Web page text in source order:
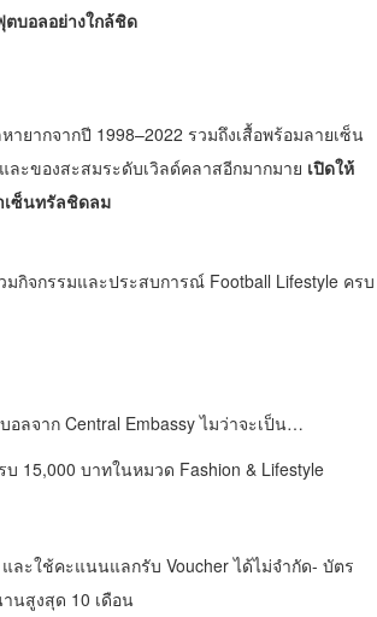
บอลอย่างใกล้ชิด
ายากจากปี 1998–2022 รวมถึงเสื้อพร้อมลายเซ็น
ะของสะสมระดับเวิลด์คลาสอีกมากมาย เปิดให้
เซ็นทรัลชิดลม
มกิจกรรมและประสบการณ์ Football Lifestyle ครบ
จาก Central Embassy ไมว่าจะเป็น…
15,000 บาทในหมวด Fashion & Lifestyle
ะใช้คะแนนแลกรับ Voucher ได้ไม่จำกัด- บัตร
นสูงสุด 10 เดือน